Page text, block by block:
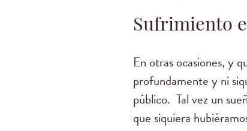
Sufrimiento
En otras ocasiones, y
profundamente y ni
público. Tal vez un
que siquiera